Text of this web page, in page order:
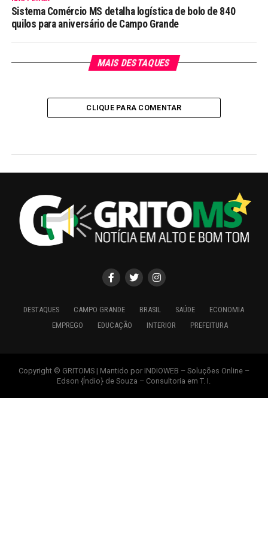
Sistema Comércio MS detalha logística de bolo de 840
quilos para aniversário de Campo Grande
MAIS DESTAQUES
CLIQUE PARA COMENTAR
DESTAQUES CAMPO GRANDE BRASIL SAÚDE
ECONOMIA
EMPREGO
EDUCAÇÃO INTERIOR PREFEITURA
Copyright © GRITOMS | Mantido por INDIOWEB – Soluções Online –
Edson {Índio} de Souza – Consultoria em T. I.